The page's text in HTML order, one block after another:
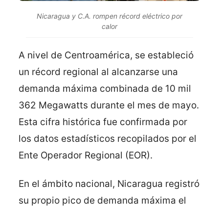
Nicaragua y C.A. rompen récord eléctrico por
calor
A nivel de Centroamérica, se estableció
un récord regional al alcanzarse una
demanda máxima combinada de 10 mil
362 Megawatts durante el mes de mayo.
Esta cifra histórica fue confirmada por
los datos estadísticos recopilados por el
Ente Operador Regional (EOR).
En el ámbito nacional, Nicaragua registró
su propio pico de demanda máxima el